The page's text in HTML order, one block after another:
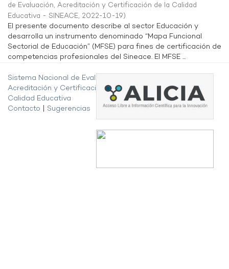
de Evaluación, Acreditación y Certificación de la Calidad
Educativa - SINEACE, 2022-10-19)
El presente documento describe al sector Educación y
desarrolla un instrumento denominado “Mapa Funcional
Sectorial de Educación” (MFSE) para fines de certificación de
competencias profesionales del Sineace. El MFSE ...
Sistema Nacional de Evaluación,
Acreditación y Certificación de la
Calidad Educativa
Contacto
Sugerencias